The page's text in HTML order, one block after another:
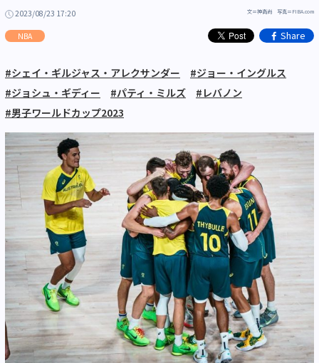
2023/08/23 17:20 文＝神高尚 写真＝FIBA.com
NBA Share
#シェイ・ギルジャス・アレクサンダー
#ジョー・イングルス
#ジョシュ・ギディー
#パティ・ミルズ
#レバノン
#男子ワールドカップ2023